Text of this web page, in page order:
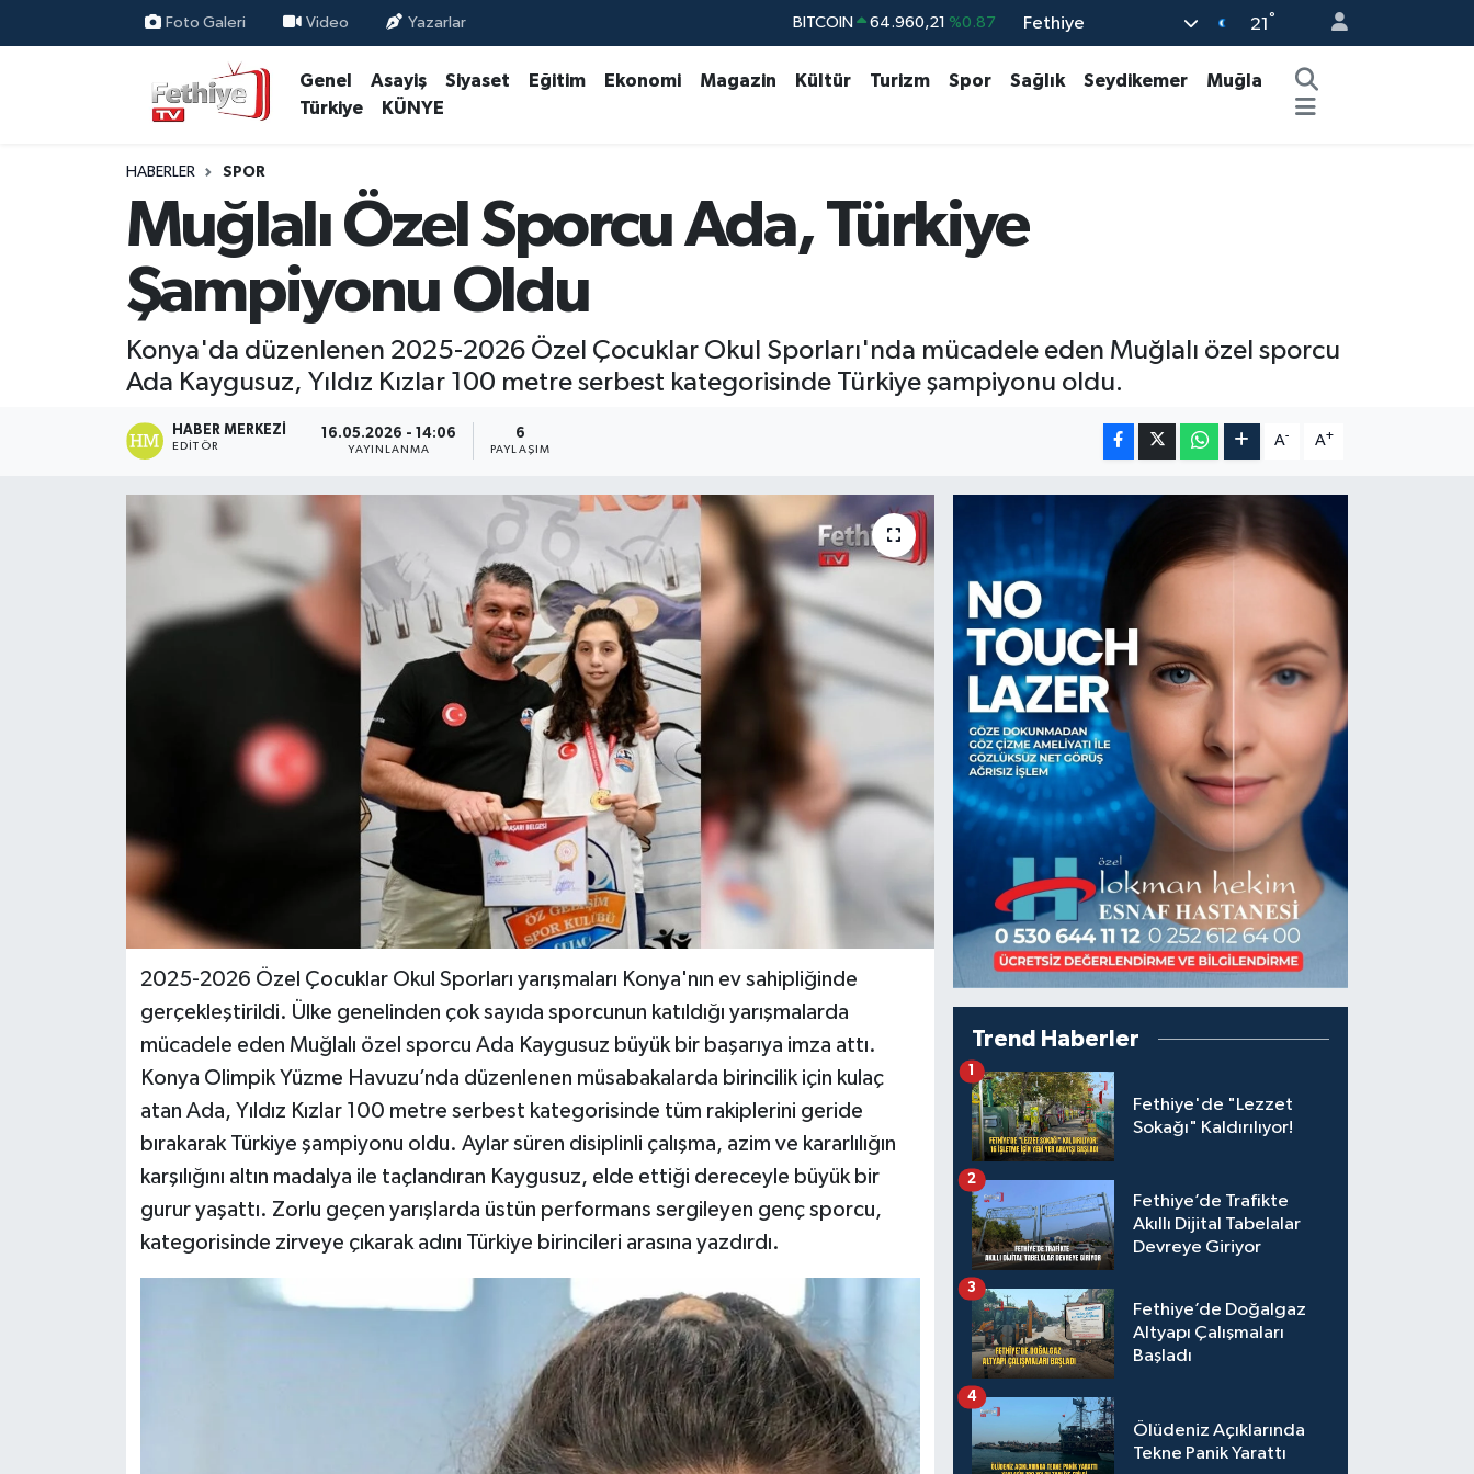
Foto Galeri Video Yazarlar DOLAR 47,7436 %0.18
BITCOIN 64.960,21 %0.87
Fethiye 21 °
Genel Asayiş Siyaset Eğitim Ekonomi Magazin Kültür Turizm Spor Sağlık Seydikemer
Muğla
Türkiye
KÜNYE
HABERLER SPOR
Muğlalı Özel Sporcu Ada, Türkiye
Şampiyonu Oldu
Konya'da düzenlenen 2025-2026 Özel Çocuklar Okul Sporları'nda mücadele eden Muğlalı özel sporcu
Ada Kaygusuz, Yıldız Kızlar 100 metre serbest kategorisinde Türkiye şampiyonu oldu.
HABER MERKEZI
EDITÖR
16.05.2026 - 14:06
YAYINLANMA
6
PAYLAŞIM
A- A+
2025-2026 Özel Çocuklar Okul Sporları yarışmaları Konya'nın ev sahipliğinde
gerçekleştirildi. Ülke genelinden çok sayıda sporcunun katıldığı yarışmalarda
mücadele eden Muğlalı özel sporcu Ada Kaygusuz büyük bir başarıya imza attı.
Konya Olimpik Yüzme Havuzu’nda düzenlenen müsabakalarda birincilik için kulaç
atan Ada, Yıldız Kızlar 100 metre serbest kategorisinde tüm rakiplerini geride
bırakarak Türkiye şampiyonu oldu. Aylar süren disiplinli çalışma, azim ve kararlılığın
karşılığını altın madalya ile taçlandıran Kaygusuz, elde ettiği dereceyle büyük bir
gurur yaşattı. Zorlu geçen yarışlarda üstün performans sergileyen genç sporcu,
kategorisinde zirveye çıkarak adını Türkiye birincileri arasına yazdırdı.
Trend Haberler
Fethiye'de "Lezzet
Sokağı" Kaldırılıyor!
1
Fethiye’de Trafikte
Akıllı Dijital Tabelalar
Devreye Giriyor
2
Fethiye’de Doğalgaz
Altyapı Çalışmaları
Başladı
3
Ölüdeniz Açıklarında
Tekne Panik Yarattı
4
Ekonomi
Muğla Nöbetçi Eczaneler
Muğla Trafik Yoğunluk Haritası
Süper Lig Puan Durumu ve Fikstür
Tüm Manşetler
Son Dakika Haberleri